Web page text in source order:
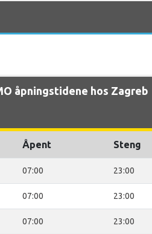
åpningstidene hos Zagreb
Åpent Steng
07:00 23:00
07:00 23:00
07:00 23:00